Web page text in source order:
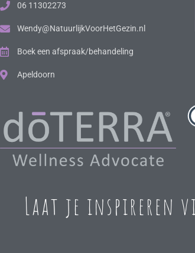
06 11302273
Wendy@NatuurlijkVoorHetGezin.nl
Boek een afspraak/behandeling
Apeldoorn
Laat je inspireren